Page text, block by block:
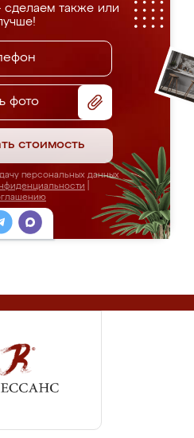
сделаем также или
фото
стоимость
персональных данных